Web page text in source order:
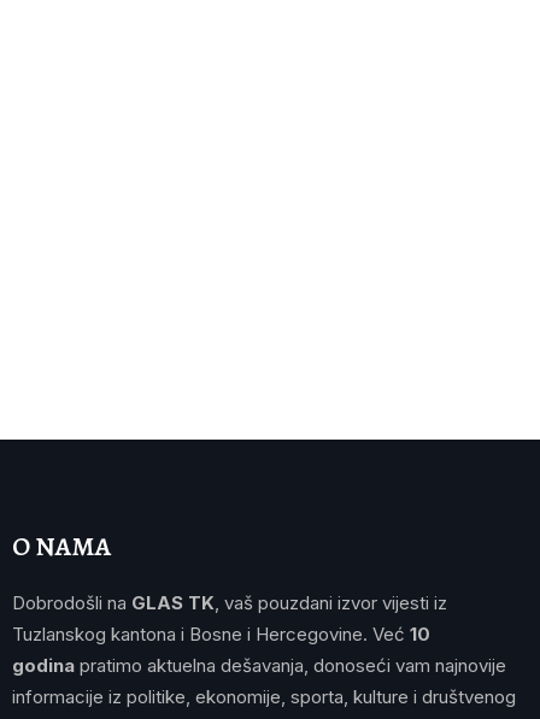
O NAMA
Dobrodošli na GLAS TK , vaš pouzdani izvor vijesti iz
Tuzlanskog kantona i Bosne i Hercegovine. Već 10
godina pratimo aktuelna dešavanja, donoseći vam najnovije
informacije iz politike, ekonomije, sporta, kulture i društvenog